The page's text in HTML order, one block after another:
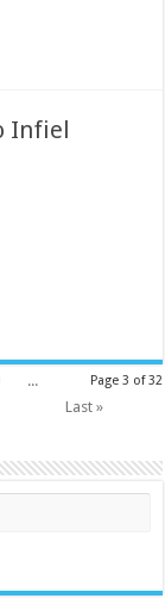
Infiel
Page 3 of 32
...
Last »